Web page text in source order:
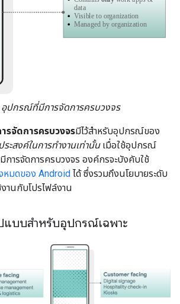
อุปกรณ์ที่มีการจัดการครบวงจร
รจัดการครบวงจรมีไว้สำหรับอุปกรณ์ของ
ะสงค์ในการทำงานเท่านั้นเมื่อใช้อุปกรณ์
การจัดการครบวงจร องค์กรจะบังคับใช้
หมดของ Android ได้ ซึ่งรวมถึงนโยบายระดับ
นกับโปรไฟล์งาน
แบบสำหรับอุปกรณ์เฉพาะ